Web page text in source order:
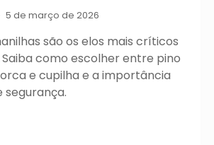
5 de março de 2026
são os elos mais críticos
como escolher entre pino
e cupilha e a importância
segurança.